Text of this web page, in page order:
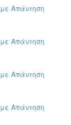
Απάντηση
Απάντηση
Απάντηση
Απάντηση